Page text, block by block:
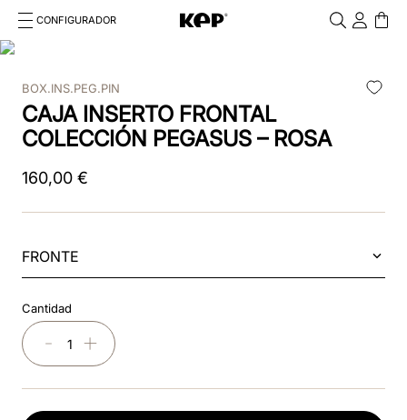
CONFIGURADOR
Cosa stai cercando?
1.kep
2.nova
3.chromo 2 0
4.black
6.
7.front insert
8.star
BOX.INS.PEG.PIN
CAJA INSERTO FRONTAL
COLECCIÓN PEGASUS – ROSA
160,00 €
FRONTE
Cantidad
＋
－